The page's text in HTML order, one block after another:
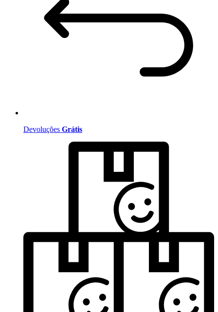
Devoluções Grátis